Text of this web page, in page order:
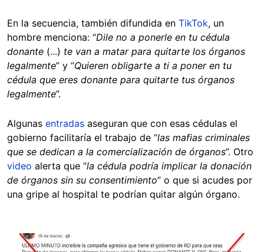
En la secuencia, también difundida en TikTok, un
hombre menciona: “Dile no a ponerle en tu cédula
donante (...) te van a matar para quitarte los órganos
legalmente” y “Quieren obligarte a ti a poner en tu
cédula que eres donante para quitarte tus órganos
legalmente”.
Algunas entradas aseguran que con esas cédulas el
gobierno facilitaría el trabajo de “las mafias criminales
que se dedican a la comercialización de órganos”. Otro
video alerta que “la cédula podría implicar la donación
de órganos sin su consentimiento” o que si acudes por
una gripe al hospital te podrían quitar algún órgano.
Image